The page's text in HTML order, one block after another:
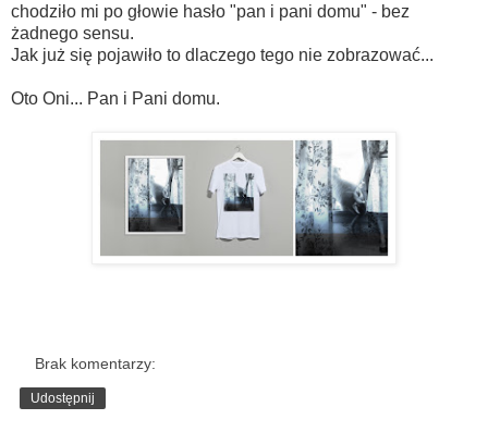
chodziło mi po głowie hasło "pan i pani domu" - bez
żadnego sensu.
Jak już się pojawiło to dlaczego tego nie zobrazować...
Oto Oni... Pan i Pani domu.
Brak komentarzy:
Udostępnij